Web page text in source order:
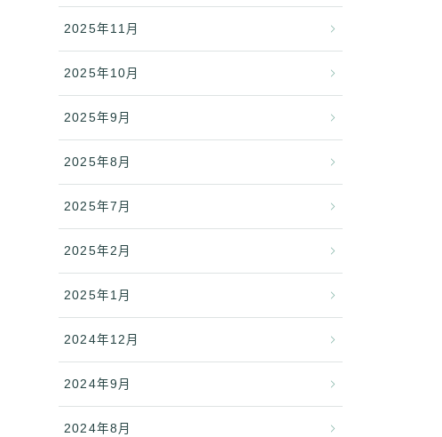
2025年11月
2025年10月
2025年9月
2025年8月
2025年7月
2025年2月
2025年1月
2024年12月
2024年9月
2024年8月